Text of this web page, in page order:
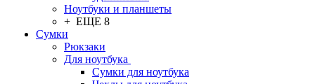
Ноутбуки и планшеты
+ ЕЩЕ 8
Сумки
Рюкзаки
Для ноутбука
Сумки для ноутбука